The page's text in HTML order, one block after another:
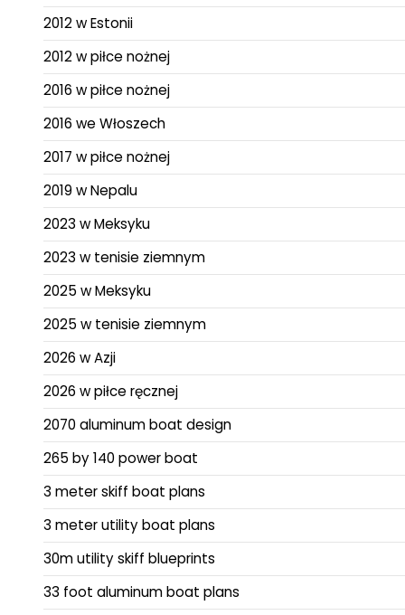
2012 w Estonii
2012 w piłce nożnej
2016 w piłce nożnej
2016 we Włoszech
2017 w piłce nożnej
2019 w Nepalu
2023 w Meksyku
2023 w tenisie ziemnym
2025 w Meksyku
2025 w tenisie ziemnym
2026 w Azji
2026 w piłce ręcznej
2070 aluminum boat design
265 by 140 power boat
3 meter skiff boat plans
3 meter utility boat plans
30m utility skiff blueprints
33 foot aluminum boat plans